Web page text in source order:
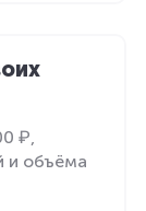
₽,
и объёма